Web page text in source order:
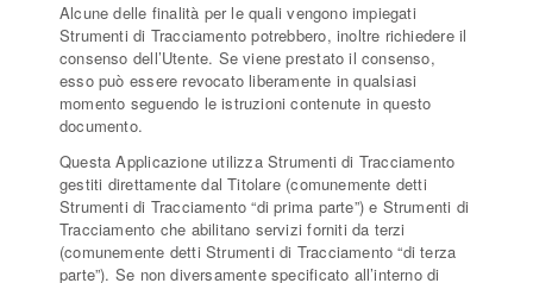
Alcune delle finalità per le quali vengono impiegati
Strumenti di Tracciamento potrebbero, inoltre richiedere il
consenso dell’Utente. Se viene prestato il consenso,
esso può essere revocato liberamente in qualsiasi
momento seguendo le istruzioni contenute in questo
documento.
Questa Applicazione utilizza Strumenti di Tracciamento
gestiti direttamente dal Titolare (comunemente detti
Strumenti di Tracciamento “di prima parte”) e Strumenti di
Tracciamento che abilitano servizi forniti da terzi
(comunemente detti Strumenti di Tracciamento “di terza
parte”). Se non diversamente specificato all’interno di